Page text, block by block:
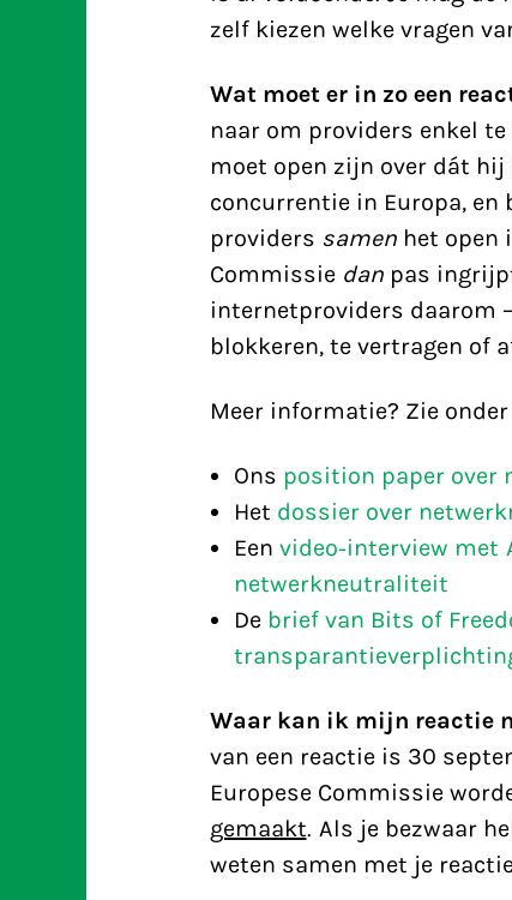
zelf kiezen welke vragen
Wat moet er in zo een
naar om providers enkel
moet open zijn over dát hij
concurrentie in Europa,
providers samenhet open
Commissie danpas
internetproviders daarom
blokkeren, te vertragen of
Meer informatie? Zie
Ons position paper
Het dossier over
Een video-interview met
netwerkneutraliteit
De brief van Bits of
Waar kan ik mijn reactie
van een reactie is 30
Europese Commissie
gemaakt. Als je bezwaar
weten samen met je